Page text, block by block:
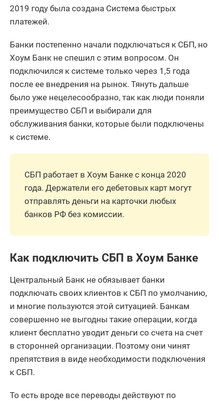
2019 году была создана Система быстрых
платежей.
Банки постепенно начали подключаться к СБП, но
Хоум Банк не спешил с этим вопросом. Он
подключился к системе только через 1,5 года
после ее внедрения на рынок. Тянуть дальше
было уже нецелесообразно, так как люди поняли
преимущество СБП и выбирали для
обслуживания банки, которые были подключены
к системе.
СБП работает в Хоум Банке с конца 2020
года. Держатели его дебетовых карт могут
отправлять деньги на карточки любых
банков РФ без комиссии.
Как подключить СБП в Хоум Банке
Центральный Банк не обязывает банки
подключать своих клиентов к СБП по умолчанию,
и многие пользуются этой ситуацией. Банкам
совершенно не выгодны такие операции, когда
клиент бесплатно уводит деньги со счета на счет
в сторонней организации. Поэтому они чинят
препятствия в виде необходимости подключения
к СБП.
То есть вроде все переводы действуют по